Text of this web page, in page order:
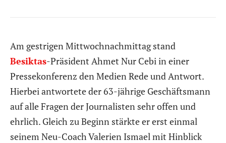
Am gestrigen Mittwochnachmittag stand
Besiktas-Präsident Ahmet Nur Cebi in einer
Pressekonferenz den Medien Rede und Antwort.
Hierbei antwortete der 63-jährige Geschäftsmann
auf alle Fragen der Journalisten sehr offen und
ehrlich. Gleich zu Beginn stärkte er erst einmal
seinem Neu-Coach Valerien Ismael mit Hinblick